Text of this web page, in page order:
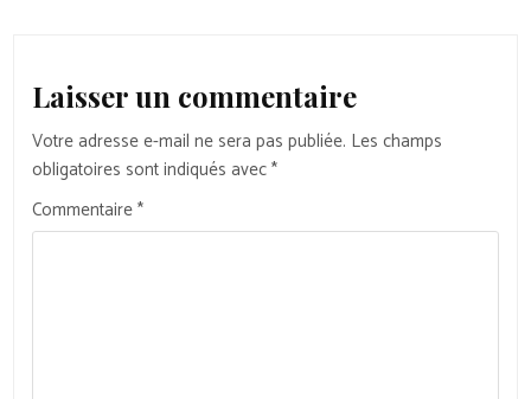
Laisser un commentaire
Votre adresse e-mail ne sera pas publiée. Les champs
obligatoires sont indiqués avec*
Commentaire*